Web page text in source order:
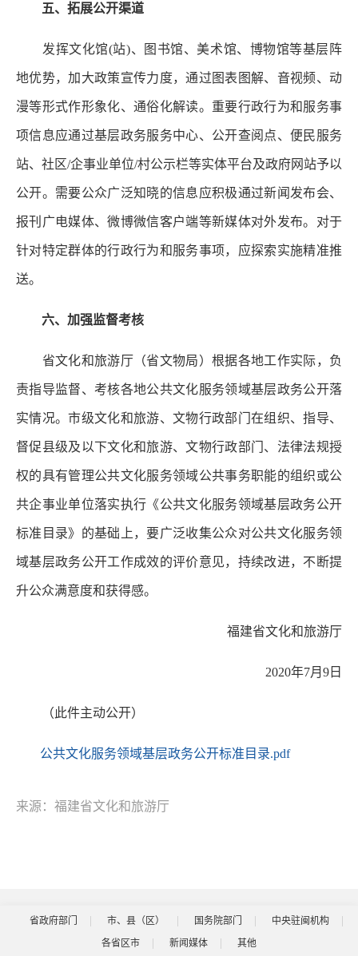
五、拓展公开渠道
发挥文化馆(站)、图书馆、美术馆、博物馆等基层阵
地优势，加大政策宣传力度，通过图表图解、音视频、动
漫等形式作形象化、通俗化解读。重要行政行为和服务事
项信息应通过基层政务服务中心、公开查阅点、便民服务
站、社区/企事业单位/村公示栏等实体平台及政府网站予以
公开。需要公众广泛知晓的信息应积极通过新闻发布会、
报刊广电媒体、微博微信客户端等新媒体对外发布。对于
针对特定群体的行政行为和服务事项，应探索实施精准推
送。
六、加强监督考核
省文化和旅游厅（省文物局）根据各地工作实际，负
责指导监督、考核各地公共文化服务领域基层政务公开落
实情况。市级文化和旅游、文物行政部门在组织、指导、
督促县级及以下文化和旅游、文物行政部门、法律法规授
权的具有管理公共文化服务领域公共事务职能的组织或公
共企事业单位落实执行《公共文化服务领域基层政务公开
标准目录》的基础上，要广泛收集公众对公共文化服务领
域基层政务公开工作成效的评价意见，持续改进，不断提
升公众满意度和获得感。
福建省文化和旅游厅
2020年7月9日
（此件主动公开）
公共文化服务领域基层政务公开标准目录.pdf
来源：福建省文化和旅游厅
省政府部门 市、县（区） 国务院部门
中央驻闽机构
各省区市
新闻媒体 其他